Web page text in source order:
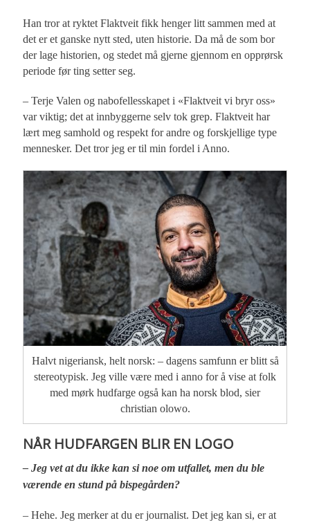
Han tror at ryktet Flaktveit fikk henger litt sammen med at
det er et ganske nytt sted, uten historie. Da må de som bor
der lage historien, og stedet må gjerne gjennom en opprørsk
periode før ting setter seg.
– Terje Valen og nabofellesskapet i «Flaktveit vi bryr oss»
var viktig; det at innbyggerne selv tok grep. Flaktveit har
lært meg samhold og respekt for andre og forskjellige type
mennesker. Det tror jeg er til min fordel i Anno.
Halvt nigeriansk, helt norsk: – dagens samfunn er blitt så
stereotypisk. Jeg ville være med i anno for å vise at folk
med mørk hudfarge også kan ha norsk blod, sier
christian olowo.
NÅR HUDFARGEN BLIR EN LOGO
– Jeg vet at du ikke kan si noe om utfallet, men du ble
værende en stund på bispegården?
– Hehe. Jeg merker at du er journalist. Det jeg kan si, er at